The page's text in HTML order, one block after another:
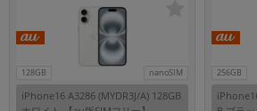
128GB nanoSIM
iPhone16 A3286 (MYDR3J/A) 128GB
256GB